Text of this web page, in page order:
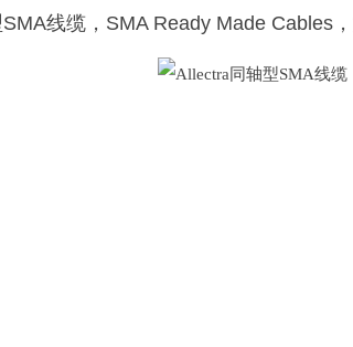
线缆，SMA Ready Made Cables